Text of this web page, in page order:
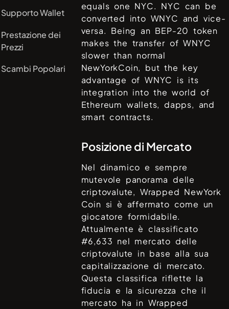
Supporto Wallet
Prestazione dei
Prezzi
Scambi Popolari
equals one NYC. NYC can be
converted into WNYC and vice-
versa. Being an BEP-20 token
makes the transfer of WNYC
slower than normal
NewYorkCoin, but the key
advantage of WNYC is its
integration into the world of
Ethereum wallets, dapps, and
smart contracts.
Posizione di Mercato
Nel dinamico e sempre
mutevole panorama delle
criptovalute, Wrapped NewYork
Coin si è affermato come un
giocatore formidabile.
Attualmente è classificato
#6,633 nel mercato delle
criptovalute in base alla sua
capitalizzazione di mercato.
Questa classifica riflette la
fiducia e la sicurezza che il
mercato ha in Wrapped